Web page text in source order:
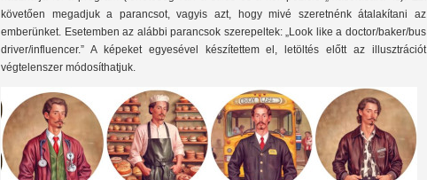
követően megadjuk a parancsot, vagyis azt, hogy mivé szeretnénk átalakítani az
emberünket. Esetemben az alábbi parancsok szerepeltek: „Look like a doctor/baker/bus
driver/influencer.” A képeket egyesével készítettem el, letöltés előtt az illusztrációt
végtelenszer módosíthatjuk.